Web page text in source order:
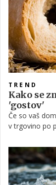
TREND
Kako se
'gostov'
Če so vaš
v trgovino po
poizkusite z